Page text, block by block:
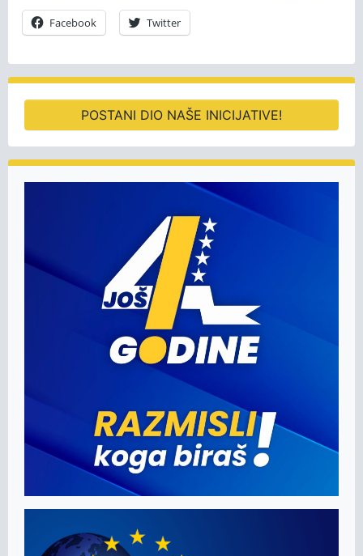
Facebook Twitter
POSTANI DIO NAŠE INICIJATIVE!